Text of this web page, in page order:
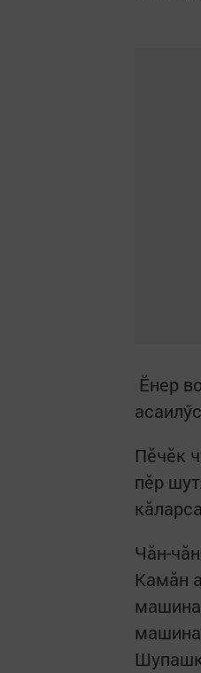
Ӗнер
Пӗчӗк
пӗр
Чӑн-
Камӑн